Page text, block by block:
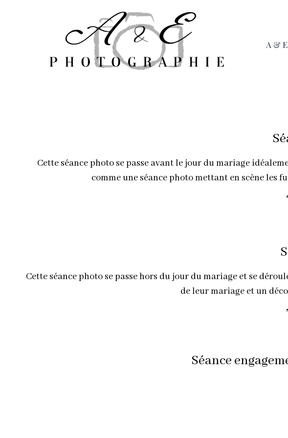
A &
Cette séance photo se passe avant le jour du mariage
comme une séance photo mettant en scène
Cette séance photo se passe hors du jour du mariage et se
de leur mariage et un
Séance